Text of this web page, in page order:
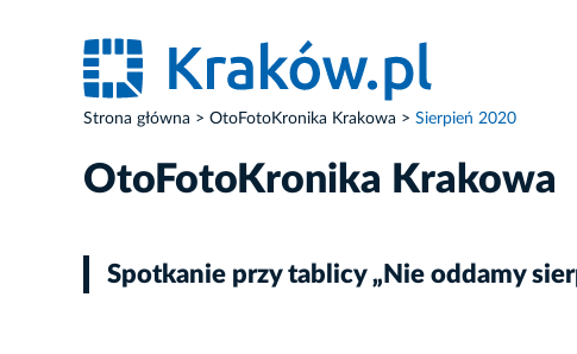
Strona główna OtoFotoKronika Krakowa Sierpień 2020
OtoFotoKronika Krakowa
Spotkanie przy tablicy „Nie oddamy